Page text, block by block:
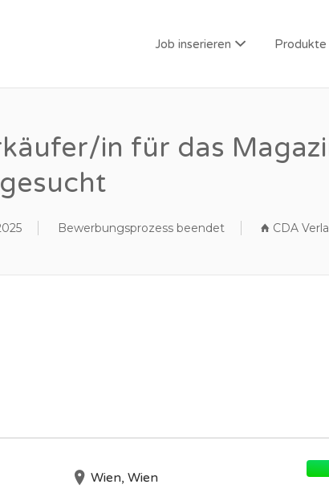
Job inserieren Produkte
in für das
gesucht
Bewerbungsprozess beendet CDA
Wien, Wien